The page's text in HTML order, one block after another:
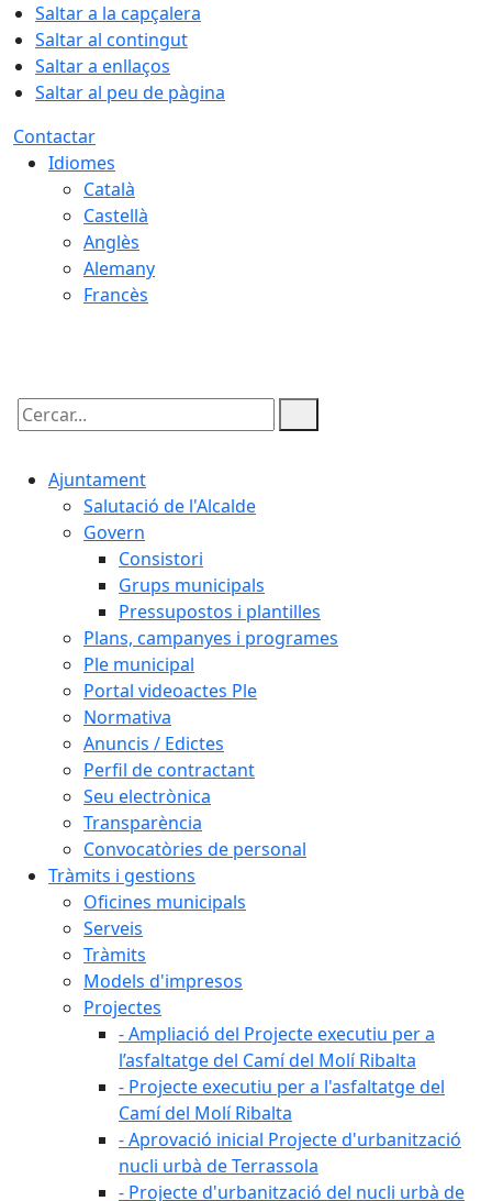
Saltar a la capçalera
Saltar al contingut
Saltar a enllaços
Saltar al peu de pàgina
Contactar
Idiomes
Català
Castellà
Anglès
Alemany
Francès
Cercar:
Ajuntament
Salutació de l'Alcalde
Govern
Consistori
Grups municipals
Pressupostos i plantilles
Plans, campanyes i programes
Ple municipal
Portal videoactes Ple
Normativa
Anuncis / Edictes
Perfil de contractant
Seu electrònica
Transparència
Convocatòries de personal
Tràmits i gestions
Oficines municipals
Serveis
Tràmits
Models d'impresos
Projectes
- Ampliació del Projecte executiu per a
l’asfaltatge del Camí del Molí Ribalta
- Projecte executiu per a l'asfaltatge del
Camí del Molí Ribalta
- Aprovació inicial Projecte d'urbanització
nucli urbà de Terrassola
- Projecte d'urbanització del nucli urbà de